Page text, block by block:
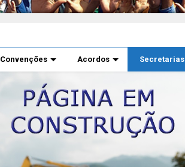
Convenções Acordos Secretarias